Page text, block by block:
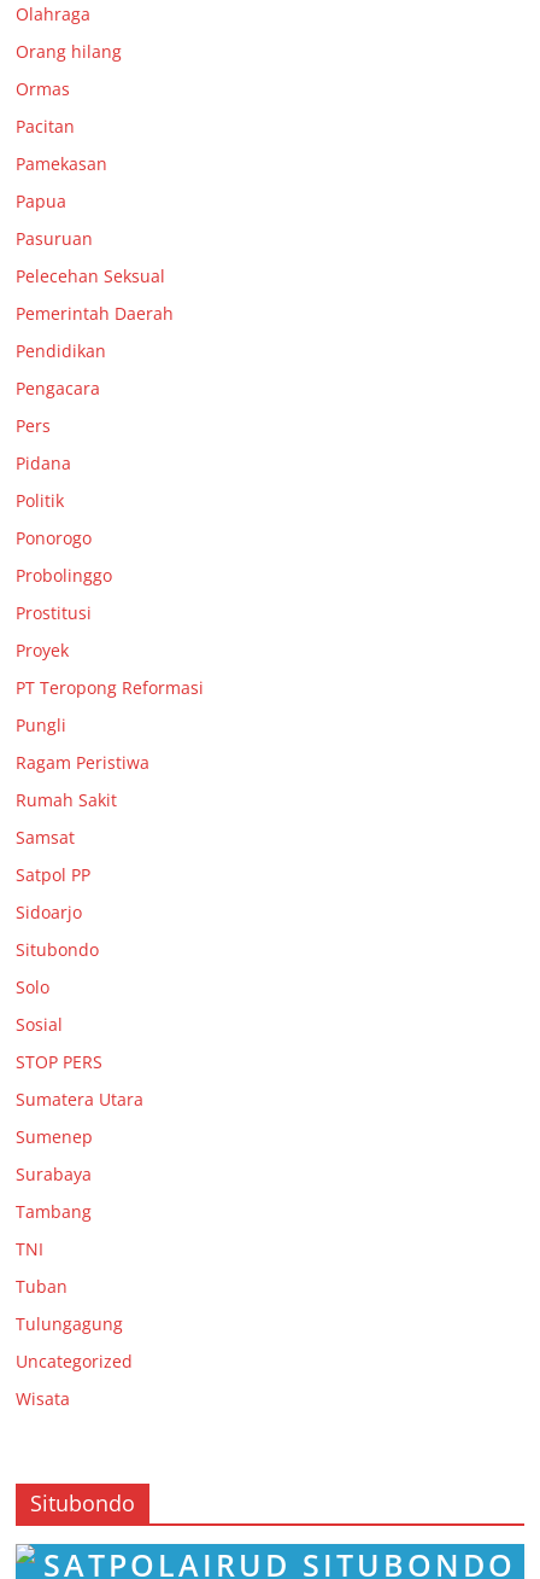
Olahraga
Orang hilang
Ormas
Pacitan
Pamekasan
Papua
Pasuruan
Pelecehan Seksual
Pemerintah Daerah
Pendidikan
Pengacara
Pers
Pidana
Politik
Ponorogo
Probolinggo
Prostitusi
Proyek
PT Teropong Reformasi
Pungli
Ragam Peristiwa
Rumah Sakit
Samsat
Satpol PP
Sidoarjo
Situbondo
Solo
Sosial
STOP PERS
Sumatera Utara
Sumenep
Surabaya
Tambang
TNI
Tuban
Tulungagung
Uncategorized
Wisata
Situbondo